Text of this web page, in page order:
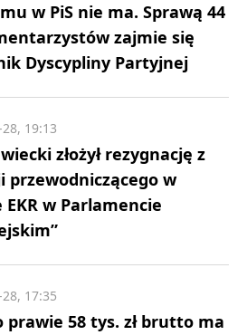
w PiS nie ma. Sprawą 44
zajmie się
Dyscypliny Partyjnej
złożył rezygnację z
przewodniczącego w
w Parlamencie
19:13
prawie 58 tys. zł brutto ma
17:35